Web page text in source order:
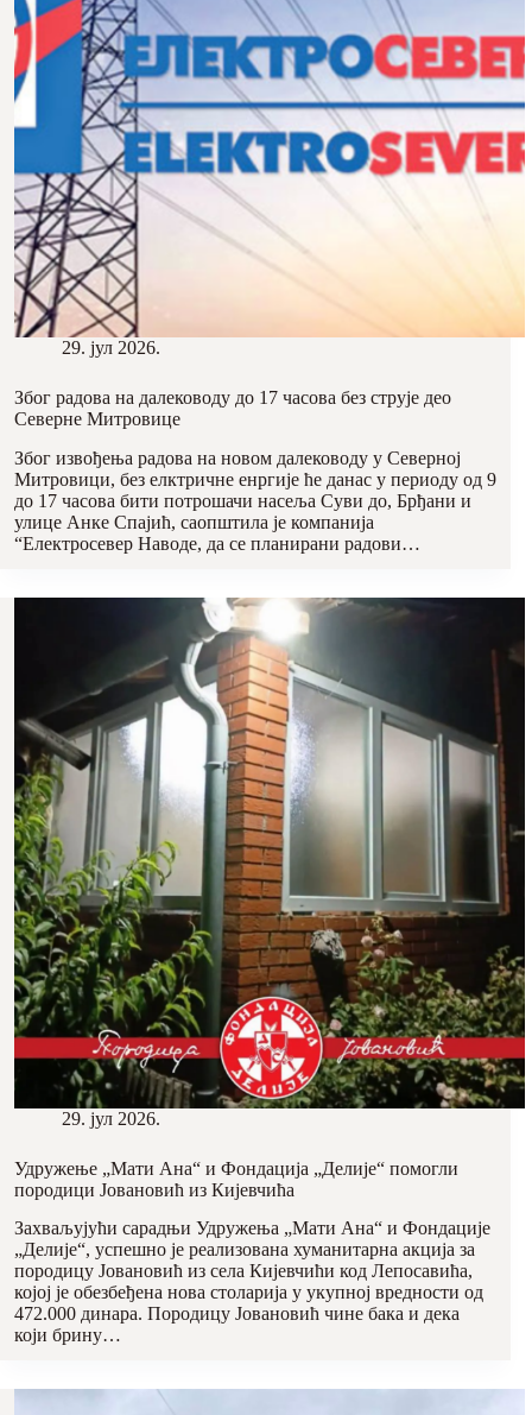
29. јул 2026.
Због радова на далеководу до 17 часова без струје део
Северне Митровице
Због извођења радова на новом далеководу у Северној
Митровици, без елктричне енргије ће данас у периоду од 9
до 17 часова бити потрошачи насеља Суви до, Брђани и
улице Анке Спајић, саопштила је компанија
“Електросевер Наводе, да се планирани радови…
29. јул 2026.
Удружење „Мати Ана“ и Фондација „Делије“ помогли
породици Јовановић из Кијевчића
Захваљујући сарадњи Удружења „Мати Ана“ и Фондације
„Делије“, успешно је реализована хуманитарна акција за
породицу Јовановић из села Кијевчићи код Лепосавића,
којој је обезбеђена нова столарија у укупној вредности од
472.000 динара. Породицу Јовановић чине бака и дека
који брину…